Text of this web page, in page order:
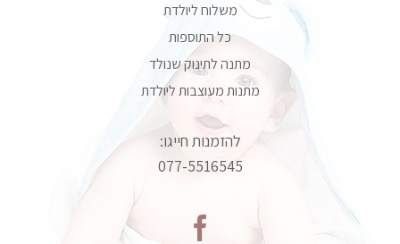
משלוח ליולדת
כל התוספות
מתנה לתינוק שנולד
מתנות מעוצבות ליולדת
להזמנות חייגו:
077-5516545